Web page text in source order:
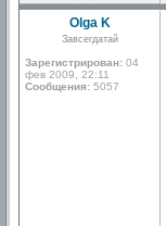
Olga K
Завсегдатай
Зарегистрирован: 04
фев 2009, 22:11
Сообщения: 5057